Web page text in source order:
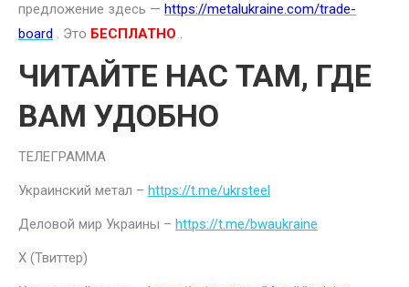
предложение здесь — https://metalukraine.com/trade-
board . Это БЕСПЛАТНО .
ЧИТАЙТЕ НАС ТАМ, ГДЕ
ВАМ УДОБНО
ТЕЛЕГРАММА
Украинский метал – https://t.me/ukrsteel
Деловой мир Украины – https://t.me/bwaukraine
Х (Твиттер)